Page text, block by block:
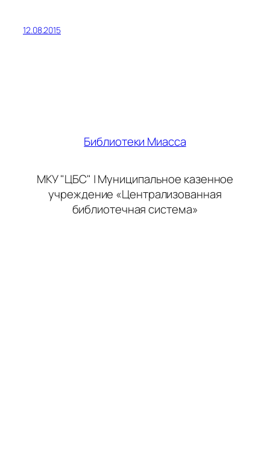
12.08.2015
Библиотеки Миасса
МКУ "ЦБС" | Муниципальное казенное
учреждение «Централизованная
библиотечная система»